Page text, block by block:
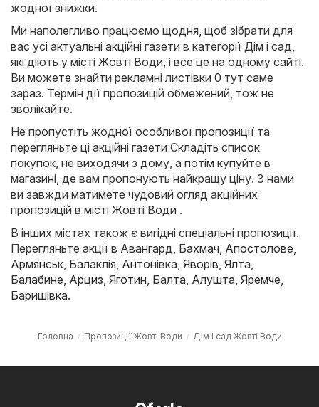
жодної знижки.
Ми наполегливо працюємо щодня, щоб зібрати для
вас усі актуальні акційні газети в категорії Дім і сад,
які діють у місті Жовті Води, і все це на одному сайті.
Ви можете знайти рекламні листівки 0 тут саме
зараз. Термін дії пропозицій обмежений, тож не
зволікайте.
Не пропустіть жодної особливої пропозиції та
перегляньте ці акційні газети Складіть список
покупок, не виходячи з дому, а потім купуйте в
магазині, де вам пропонують найкращу ціну. З нами
ви завжди матимете чудовий огляд акційних
пропозицій в місті Жовті Води .
В інших містах також є вигідні спеціальні пропозиції.
Перегляньте акції в Авангард, Бахмач, Апостолове,
Армянськ, Балаклія, Антонівка, Яворів, Ялта,
Балабине, Арциз, Яготин, Балта, Алушта, Яремче,
Баришівка.
Головна Пропозиції Жовті Води Дім і сад Жовті Води